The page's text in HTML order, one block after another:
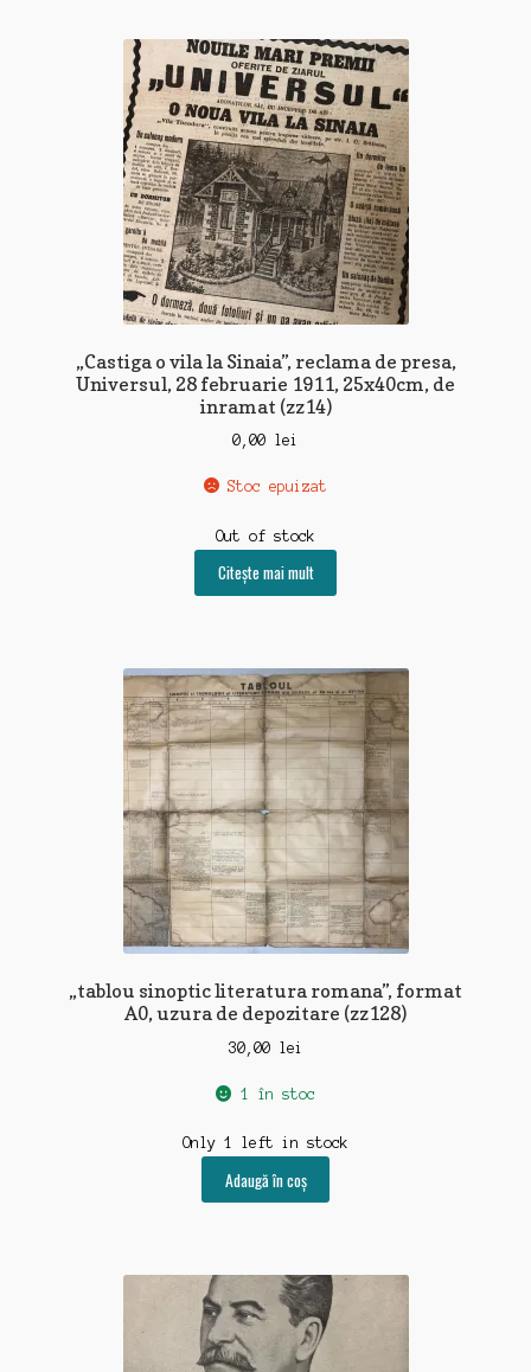
„Castiga o vila la Sinaia”, reclama de presa,
Universul, 28 februarie 1911, 25x40cm, de
inramat (zz14)
0,00 lei
Stoc epuizat
Out of stock
Citește mai mult
„tablou sinoptic literatura romana”, format
A0, uzura de depozitare (zz128)
30,00 lei
1 în stoc
Only 1 left in stock
Adaugă în coș